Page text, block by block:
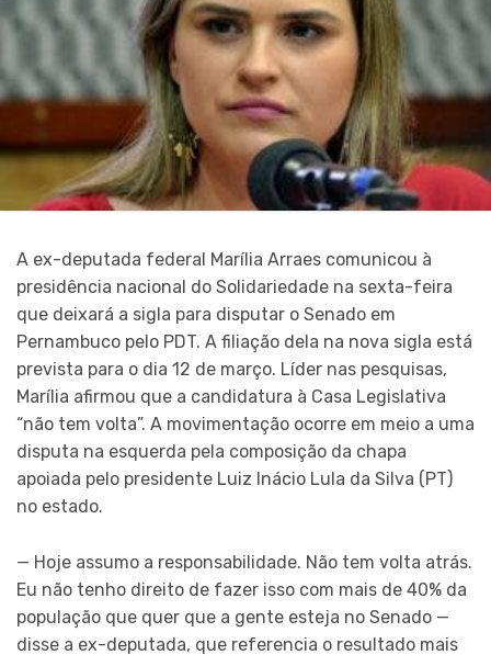
A ex-deputada federal Marília Arraes comunicou à
presidência nacional do Solidariedade na sexta-feira
que deixará a sigla para disputar o Senado em
Pernambuco pelo PDT. A filiação dela na nova sigla está
prevista para o dia 12 de março. Líder nas pesquisas,
Marília afirmou que a candidatura à Casa Legislativa
“não tem volta”. A movimentação ocorre em meio a uma
disputa na esquerda pela composição da chapa
apoiada pelo presidente Luiz Inácio Lula da Silva (PT)
no estado.
— Hoje assumo a responsabilidade. Não tem volta atrás.
Eu não tenho direito de fazer isso com mais de 40% da
população que quer que a gente esteja no Senado —
disse a ex-deputada, que referencia o resultado mais